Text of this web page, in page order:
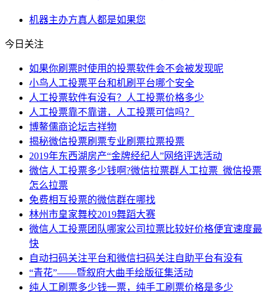
机器主办方真人都是如果您
今日关注
如果你刷票时使用的投票软件会不会被发现呢
小鸟人工投票平台和机刷平台哪个安全
人工投票软件有没有？人工投票价格多少
人工投票靠不靠谱，人工投票可信吗？
博鳌儒商论坛吉祥物
揭秘微信投票刷票专业刷票拉票投票
2019年东西湖房产“金牌经纪人”网络评选活动
微信人工投票多少钱啊?微信拉票群人工拉票_微信投票
怎么拉票
免费相互投票的微信群在哪找
林州市皇家舞校2019舞蹈大赛
微信人工投票团队哪家公司拉票比较好价格便宜速度最
快
自动扫码关注平台和微信扫码关注自助平台有没有
“青花”——暨叙府大曲手绘版征集活动
纯人工刷票多少钱一票，纯手工刷票价格是多少